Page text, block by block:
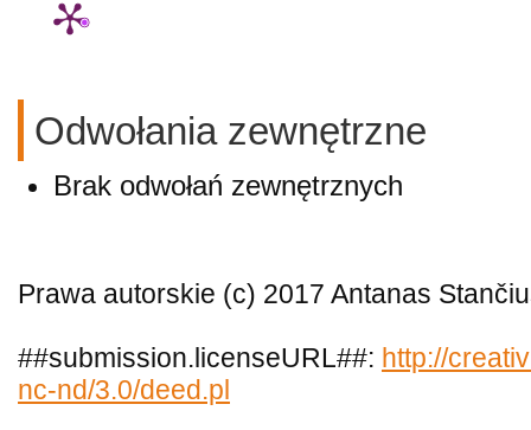
Odwołania zewnętrzne
Brak odwołań zewnętrznych
Prawa autorskie (c) 2017 Antanas
##submission.licenseURL##: http://
nc-nd/3.0/deed.pl